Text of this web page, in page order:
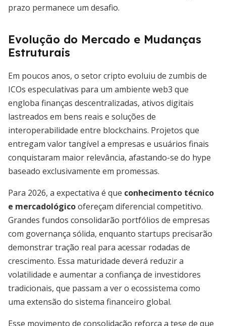
prazo permanece um desafio.
Evolução do Mercado e Mudanças
Estruturais
Em poucos anos, o setor cripto evoluiu de zumbis de
ICOs especulativas para um ambiente web3 que
engloba finanças descentralizadas, ativos digitais
lastreados em bens reais e soluções de
interoperabilidade entre blockchains. Projetos que
entregam valor tangível a empresas e usuários finais
conquistaram maior relevância, afastando-se do hype
baseado exclusivamente em promessas.
Para 2026, a expectativa é que conhecimento técnico
e mercadológicoofereçam diferencial competitivo.
Grandes fundos consolidarão portfólios de empresas
com governança sólida, enquanto startups precisarão
demonstrar tração real para acessar rodadas de
crescimento. Essa maturidade deverá reduzir a
volatilidade e aumentar a confiança de investidores
tradicionais, que passam a ver o ecossistema como
uma extensão do sistema financeiro global.
Esse movimento de consolidação reforça a tese de que